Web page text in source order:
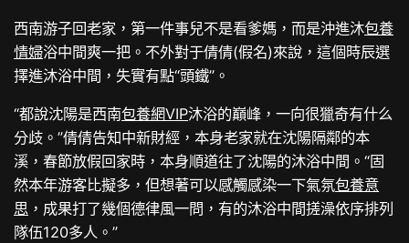
西南游子回老家，第一件事兒不是看爹媽，而是沖進沐包養
情婦浴中間爽一把。不外對于倩倩(假名)來說，這個時辰選
擇進沐浴中間，失實有點“頭鐵”。
“都說沈陽是西南包養網VIP沐浴的巔峰，一向很獵奇有什么
分歧。”倩倩告知中新財經，本身老家就在沈陽隔鄰的本
溪，春節放假回家時，本身順道往了沈陽的沐浴中間。“固
然本年游客比擬多，但想著可以感觸感染一下氣氛包養意
思 ，成果打了幾個德律風一問，有的沐浴中間搓澡依序排列
隊伍120多人。”